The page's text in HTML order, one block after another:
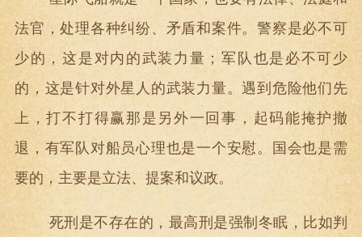
法官，处理各种纠纷、矛盾和案件。警察是必不可
少的，这是对内的武装力量；军队也是必不可少
的，这是针对外星人的武装力量。遇到危险他们先
上，打不打得赢那是另外一回事，起码能掩护撤
退，有军队对船员心理也是一个安慰。国会也是需
要的，主要是立法、提案和议政。
死刑是不存在的，最高刑是强制冬眠，比如判